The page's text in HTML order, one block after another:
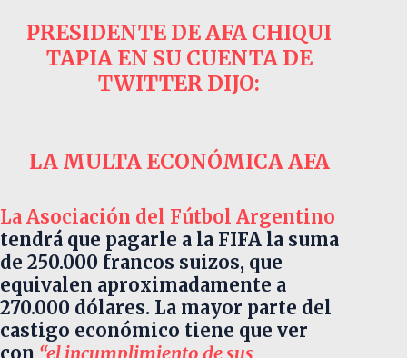
PRESIDENTE DE AFA CHIQUI
TAPIA EN SU CUENTA DE
TWITTER DIJO:
LA MULTA ECONÓMICAAFA
La Asociación del Fútbol Argentino
tendrá que pagarle a la FIFA la suma
de 250.000 francos suizos, que
equivalen aproximadamente a
270.000 dólares. La mayor parte del
castigo económico tiene que ver
con “el incumplimiento de sus